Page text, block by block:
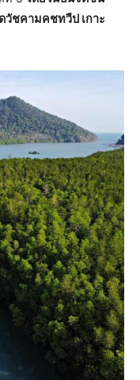
ชคามคชทวีป เกาะ